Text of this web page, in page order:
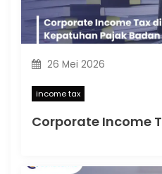
26 Mei 2026
income tax